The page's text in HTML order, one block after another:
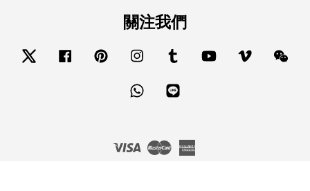
關注我們
Twitter Facebook Pinterest Instagram Tumblr YouTube Vimeo
Whatsapp
Visa Master